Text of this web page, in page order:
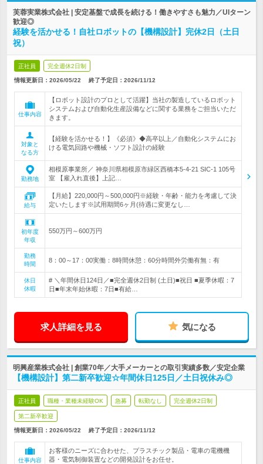
芙蓉実業株式会社 | 安定基盤で成長を続ける！働きやすさも魅力／UIターン
歓迎◎
経験を活かせる！自社ロボットの【機構設計】完休2日（土日
祝）
正社員 完全週休2日制
情報更新日：2026/05/22 終了予定日： 2026/11/12
仕事内容
【ロボット設計のプロとして活躍】当社の製造しているロボット
システムおよび自動化生産設備などに関する業務をご担当いただ
きます。
対象と
なる方
【経験を活かせる！】《必須》◆高卒以上／自動化システムにお
ける電気回路や機械・ソフト設計の経験
勤務地
相模原事業所／ 神奈川県相模原市緑区西橋本5-4-21 SIC-1 105号
室 【雇入れ直後】上記…
給与
【月給】220,000円～500,000円※経験・年齢・能力を考慮して決
定いたします※試用期間6ヶ月(待遇に変更なし…
初年度
年収
550万円～600万円
勤務
時間
8：00～17：00実働：8時間休憩：60分時間外労働有無：有
休日
休暇
# ＼年間休日124日／■完全週休2日制 (土日)■祝日 ■夏季休暇：7
日■年末年始休暇：7日■有給…
求人詳細を見る 気になる
明興産業株式会社 | 創業70年／大手メーカーとの取引実績多数／安定企業
【機構設計】第二新卒歓迎☆年間休日125日／土日祝休み◎
正社員 職種・業種未経験OK 急募 転勤なし 完全週休2日制
第二新卒歓迎
情報更新日：2026/05/22 終了予定日： 2026/11/12
仕事内容
お客様のニーズに合わせた、プラスチック製品・電車の電機機
器・電気制御装置などの開発設計をお任せ。